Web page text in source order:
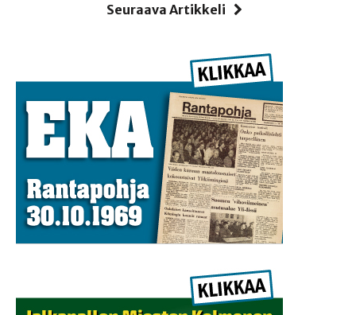
Seuraava Artikkeli